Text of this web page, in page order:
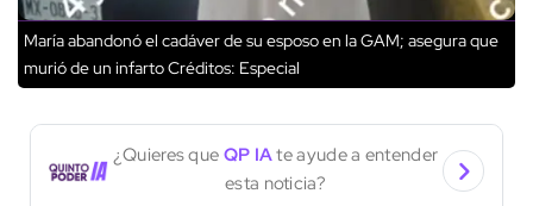
María abandonó el cadáver de su esposo en la GAM; asegura que
murió de un infartoCréditos: Especial
¿Quieres que QP IAte ayude a entender
esta noticia?